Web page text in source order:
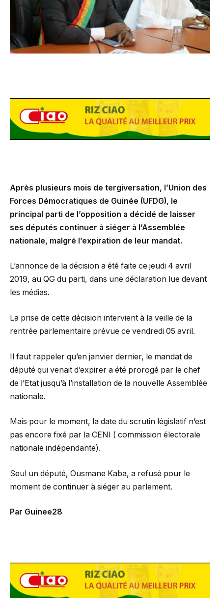
Après plusieurs mois de tergiversation, l’Union des
Forces Démocratiques de Guinée (UFDG), le
principal parti de l’opposition a décidé de laisser
ses députés continuer à siéger à l’Assemblée
nationale, malgré l’expiration de leur mandat.
L’annonce de la décision a été faite ce jeudi 4 avril
2019, au QG du parti, dans une déclaration lue devant
les médias.
La prise de cette décision intervient à la veille de la
rentrée parlementaire prévue ce vendredi 05 avril.
Il faut rappeler qu’en janvier dernier, le mandat de
député qui venait d’expirer a été prorogé par le chef
de l’Etat jusqu’à l’installation de la nouvelle Assemblée
nationale.
Mais pour le moment, la date du scrutin législatif n’est
pas encore fixé par la CENI ( commission électorale
nationale indépendante).
Seul un député, Ousmane Kaba, a refusé pour le
moment de continuer à siéger au parlement.
Par Guinee28